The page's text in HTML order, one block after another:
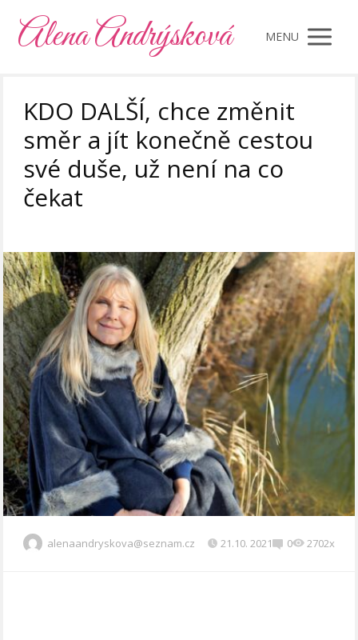
Alena Andrýsková MENU
KDO DALŠÍ, chce změnit
směr a jít konečně cestou
své duše, už není na co
čekat
alenaandryskova@seznam.cz 21.10. 2021 0 2702x